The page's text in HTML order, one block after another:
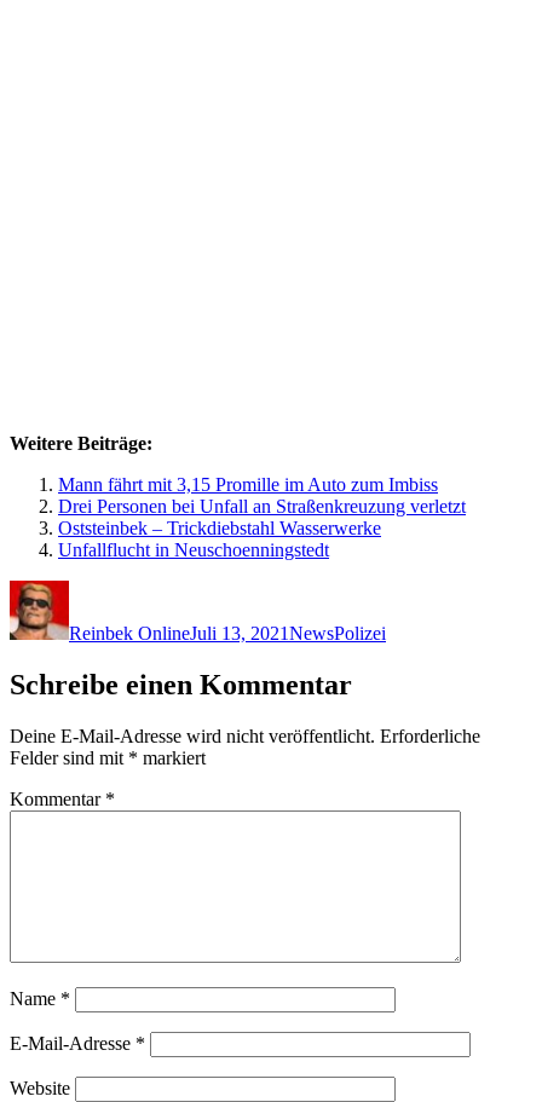
Weitere Beiträge:
Mann fährt mit 3,15 Promille im Auto zum Imbiss
Drei Personen bei Unfall an Straßenkreuzung verletzt
Oststeinbek – Trickdiebstahl Wasserwerke
Unfallflucht in Neuschoenningstedt
Reinbek OnlineJuli 13, 2021NewsPolizei
Schreibe einen Kommentar
Deine E-Mail-Adresse wird nicht veröffentlicht. Erforderliche
Felder sind mit * markiert
Kommentar *
Name *
E-Mail-Adresse *
Website